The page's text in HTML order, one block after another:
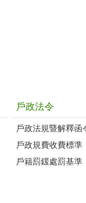
戶政法令
戶政法規暨解釋函
戶政規費收費標準
戶籍罰鍰處罰基準